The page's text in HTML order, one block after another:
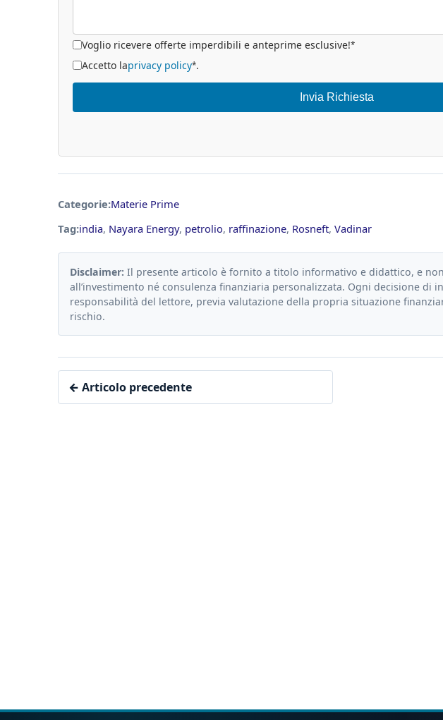
Voglio ricevere offerte imperdibili e anteprime esclusive!*
Accetto laprivacy policy*.
Invia Richiesta
Categorie:Materie Prime
Tag:india, Nayara Energy, petrolio, raffinazione, Rosneft, Vadinar
Disclaimer: Il presente articolo è fornito a titolo informativo e didattico, e
all’investimento né consulenza finanziaria personalizzata. Ogni decisione di
responsabilità del lettore, previa valutazione della propria situazione
rischio.
← Articolo precedente